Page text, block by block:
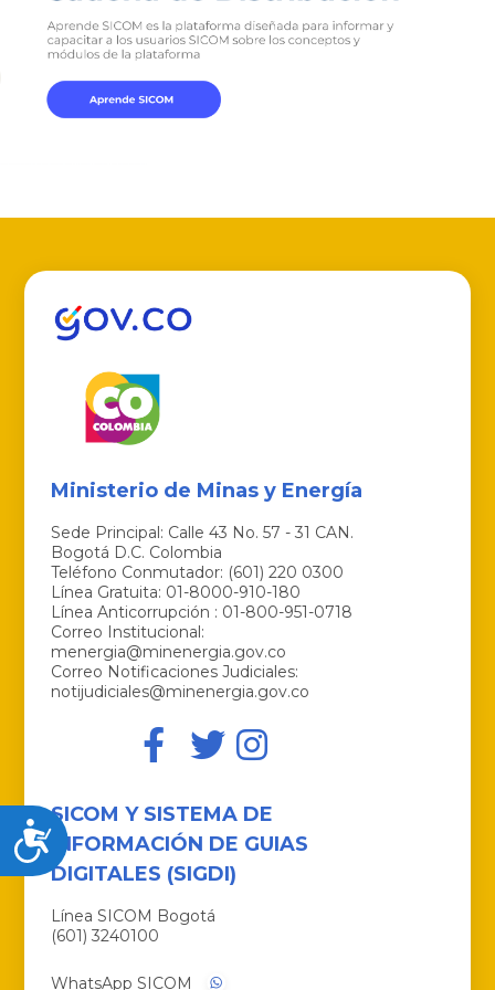
Accesibilidad
Ministerio de Minas y Energía
Sede Principal: Calle 43 No. 57 - 31 CAN.
Bogotá D.C. Colombia
Teléfono Conmutador: (601) 220 0300
Línea Gratuita: 01-8000-910-180
Línea Anticorrupción : 01-800-951-0718
Correo Institucional:
menergia@minenergia.gov.co
Correo Notificaciones Judiciales:
notijudiciales@minenergia.gov.co
SICOM Y SISTEMA DE
INFORMACIÓN DE GUIAS
DIGITALES (SIGDI)
Línea SICOM Bogotá
(601) 3240100
WhatsApp SICOM